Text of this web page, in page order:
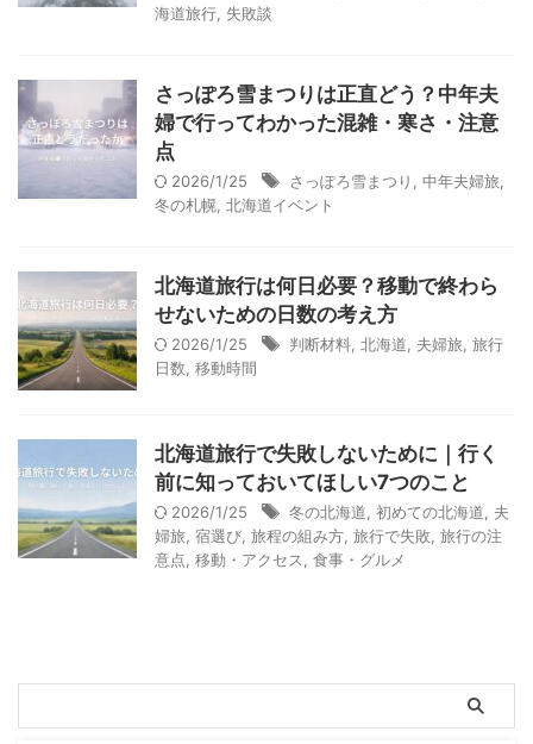
海道旅行 失敗談
さっぽろ雪まつりは正直どう？中年夫
婦で行ってわかった混雑・寒さ・注意
点
2026/1/25 さっぽろ雪まつり 中年夫婦旅
冬の札幌 北海道イベント
北海道旅行は何日必要？移動で終わら
せないための日数の考え方
2026/1/25 判断材料 北海道 夫婦旅 旅行
日数 移動時間
北海道旅行で失敗しないために｜行く
前に知っておいてほしい7つのこと
2026/1/25 冬の北海道 初めての北海道
夫
婦旅 宿選び 旅程の組み方 旅行で失敗 旅行の注
意点 移動・アクセス 食事・グルメ